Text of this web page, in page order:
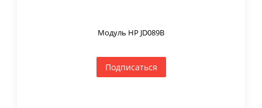
Модуль HP JD089B
Подписаться